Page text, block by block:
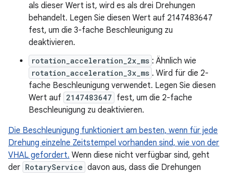
als dieser Wert ist, wird es als drei Drehungen
behandelt. Legen Sie diesen Wert auf 2147483647
fest, um die 3-fache Beschleunigung zu
deaktivieren.
rotation_acceleration_2x_ms : Ähnlich wie
rotation_acceleration_3x_ms . Wird für die 2-
fache Beschleunigung verwendet. Legen Sie diesen
Wert auf 2147483647 fest, um die 2-fache
Beschleunigung zu deaktivieren.
Die Beschleunigung funktioniert am besten, wenn für jede
Drehung einzelne Zeitstempel vorhanden sind, wie von der
VHAL gefordert. Wenn diese nicht verfügbar sind, geht
der RotaryService davon aus, dass die Drehungen